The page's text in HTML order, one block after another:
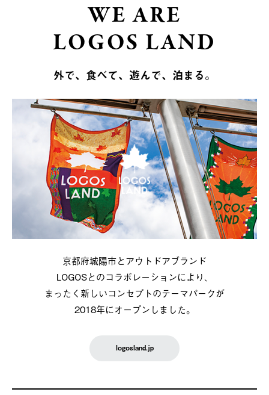
WE ARE
LOGOS LAND
外で、食べて、遊んで、泊まる。
京都府城陽市とアウトドアブランド
LOGOSとのコラボレーションにより、
まったく新しいコンセプトのテーマパークが
2018年にオープンしました。
logosland.jp